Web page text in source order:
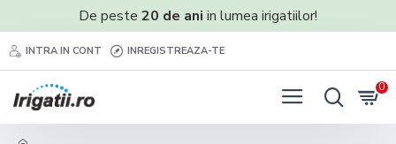
De peste 20 de ani in lumea irigatiilor!
INTRA IN CONT INREGISTREAZA-TE
0